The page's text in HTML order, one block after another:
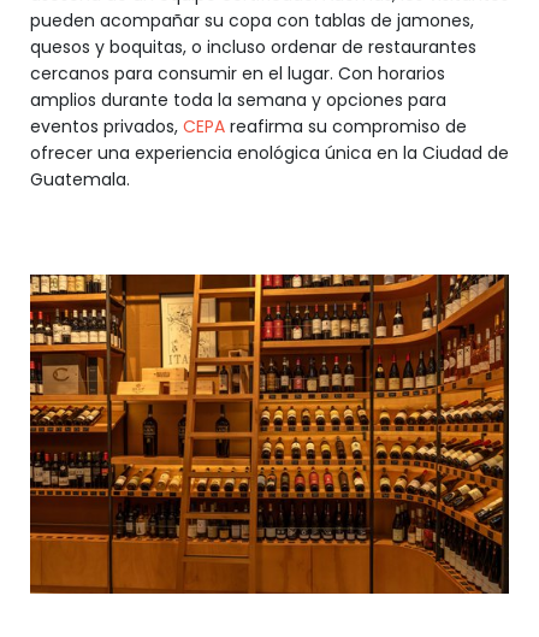
pueden acompañar su copa con tablas de jamones,
quesos y boquitas, o incluso ordenar de restaurantes
cercanos para consumir en el lugar. Con horarios
amplios durante toda la semana y opciones para
eventos privados, CEPA reafirma su compromiso de
ofrecer una experiencia enológica única en la Ciudad de
Guatemala.